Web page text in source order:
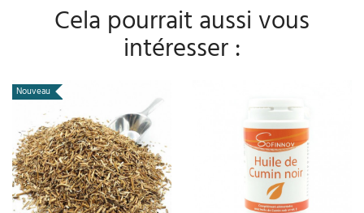
Cela pourrait aussi vous
intéresser :
Nouveau